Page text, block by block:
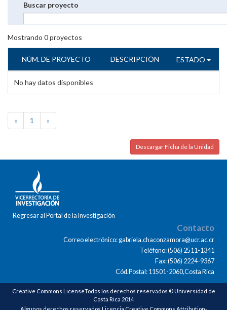
Buscar proyecto
Mostrando 0proyectos
NÚM. DE PROYECTO DESCRIPCIÓN ESTADO
No hay datos disponibles
« 1 »
Descargar Ficha de la Unidad
Regresar al Portal de la Investigación
Contacto
Correo electrónico: gabriela.chaconzamora@ucr.ac.cr
Teléfono: (506) 2511-1341
Fax: (506) 2224-9367
Cód.Postal: 11501-2060,Costa Rica
Creative Commons LicenseTodos los derechos reservados © Universidad de
Costa Rica 2014